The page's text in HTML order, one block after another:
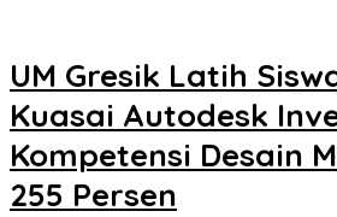
UM Gresik Latih
Kuasai Autodesk
Kompetensi Desain
255 Persen